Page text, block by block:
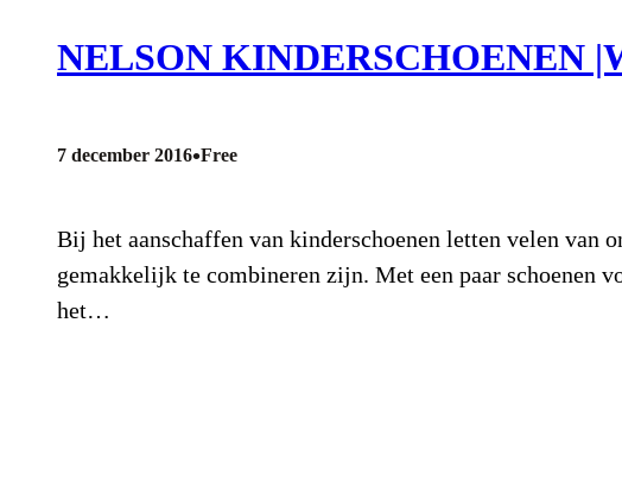
NELSON KINDERSCHOENEN
7 december 2016•Free
Bij het aanschaffen van kinderschoenen letten velen van
gemakkelijk te combineren zijn. Met een paar schoenen
het…